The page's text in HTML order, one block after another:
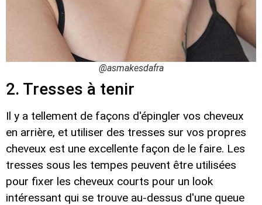
@asmakesdafra
2. Tresses à tenir
Il y a tellement de façons d'épingler vos cheveux
en arrière, et utiliser des tresses sur vos propres
cheveux est une excellente façon de le faire. Les
tresses sous les tempes peuvent être utilisées
pour fixer les cheveux courts pour un look
intéressant qui se trouve au-dessus d'une queue